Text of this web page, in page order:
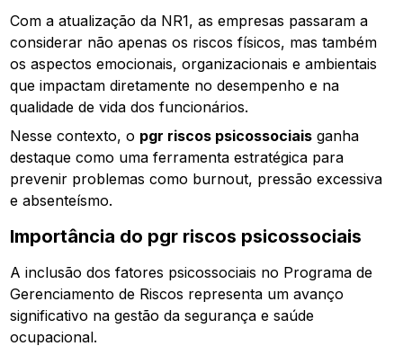
Com a atualização da NR1, as empresas passaram a
considerar não apenas os riscos físicos, mas também
os aspectos emocionais, organizacionais e ambientais
que impactam diretamente no desempenho e na
qualidade de vida dos funcionários.
Nesse contexto, o pgr riscos psicossociais ganha
destaque como uma ferramenta estratégica para
prevenir problemas como burnout, pressão excessiva
e absenteísmo.
Importância do pgr riscos psicossociais
A inclusão dos fatores psicossociais no Programa de
Gerenciamento de Riscos representa um avanço
significativo na gestão da segurança e saúde
ocupacional.